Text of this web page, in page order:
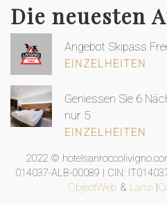
Die neuesten
Angebot Skipass
EINZELHEITEN
Geniessen Sie 6
nur 5
EINZELHEITEN
2022 ©
014037-ALB-00089 | CIN:
ObjectWeb & Lanzi |